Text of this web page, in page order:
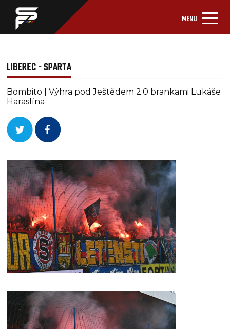
MENU
LIBEREC - SPARTA
Bombito | Výhra pod Ještědem 2:0 brankami Lukáše
Haraslína